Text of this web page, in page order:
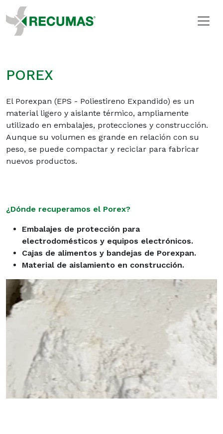
POREX
El Porexpan (EPS - Poliestireno Expandido) es un
material ligero y aislante térmico, ampliamente
utilizado en embalajes, protecciones y construcción.
Aunque su volumen es grande en relación con su
peso, se puede compactar y reciclar para fabricar
nuevos productos.
¿Dónde recuperamos el Porex?
Embalajes de protección para
electrodomésticos y equipos electrónicos.
Cajas de alimentos y bandejas de Porexpan.
Material de aislamiento en construcción.